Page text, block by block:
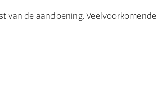
van de aandoening. Veelvoorkomende